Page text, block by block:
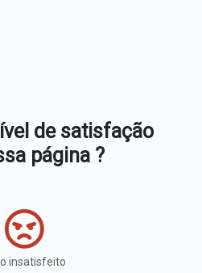
de satisfação
página ?
insatisfeito